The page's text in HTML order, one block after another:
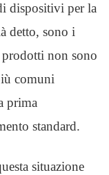
dispositivi per la
detto, sono i
non sono
comuni
prima
standard.
situazione